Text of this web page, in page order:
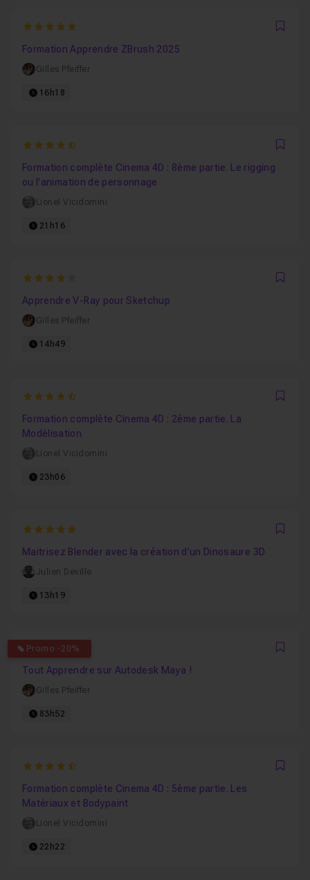
5
Formation Apprendre ZBrush 2025
Gilles Pfeiffer
16h18
4.8333333333333
Formation complète Cinema 4D : 8ème partie. Le rigging
ou l'animation de personnage
Lionel Vicidomini
21h16
4
Apprendre V-Ray pour Sketchup
Gilles Pfeiffer
14h49
4.8787878787879
Formation complète Cinema 4D : 2ème partie. La
Modélisation
Lionel Vicidomini
23h06
5
Maitrisez Blender avec la création d'un Dinosaure 3D
Julien Deville
13h19
Promo -20%
4.9090909090909
Tout Apprendre sur Autodesk Maya !
Gilles Pfeiffer
83h52
4.9090909090909
Formation complète Cinema 4D : 5ème partie. Les
Matériaux et Bodypaint
Lionel Vicidomini
22h22